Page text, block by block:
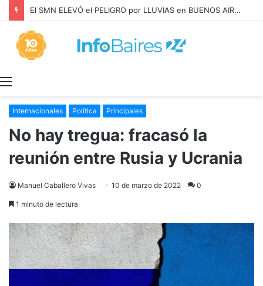
Internacionales Política Principales
No hay tregua: fracasó la
reunión entre Rusia y Ucrania
Manuel Caballero Vivas 10 de marzo de 2022 0
1 minuto de lectura